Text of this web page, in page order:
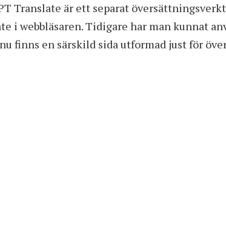
Translate är ett separat
i webbläsaren. Tidigare har man kunnat
finns en särskild sida utformad just för